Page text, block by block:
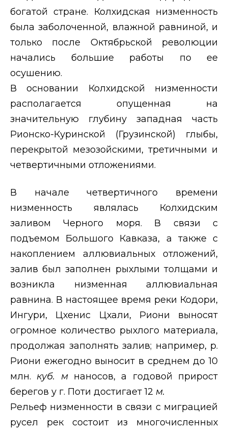
богатой стране. Колхидская низменность
была заболоченной, влажной равниной, и
только после Октябрьской революции
начались большие работы по ее
осушению.
В основании Колхидской низменности
располагается опущенная на
значительную глубину западная часть
Рионско-Куринской (Грузинской) глыбы,
перекрытой мезозойскими, третичными и
четвертичными отложениями.
В начале четвертичного времени
низменность являлась Колхидским
заливом Черного моря. В связи с
подъемом Большого Кавказа, а также с
накоплением аллювиальных отложений,
залив был заполнен рыхлыми толщами и
возникла низменная аллювиальная
равнина. В настоящее время реки Кодори,
Ингури, Цхенис Цхали, Риони выносят
огромное количество рыхлого материала,
продолжая заполнять залив; например, р.
Риони ежегодно выносит в среднем до 10
млн. куб. м наносов, а годовой прирост
берегов у г. Поти достигает 12 м.
Рельеф низменности в связи с миграцией
русел рек состоит из многочисленных